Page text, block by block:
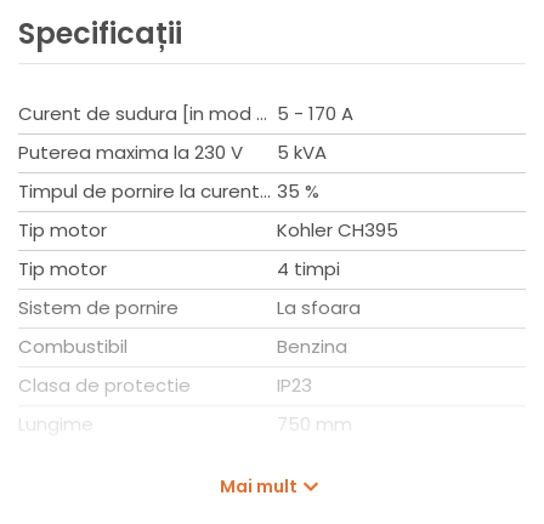
Date tehnice
Monofaza: 5 kVA
Tip motor: KOHLER CH395
Performanta motor: 7,1 kW
Consum: 2,2 l/h
Greutate: 76 kg
Marime: 75x50x50
Combustibil: benzina
Specificații
Curent de sudura [in mod MMA] 5 - 170 A
Puterea maxima la 230 V
5 kVA
Timpul de pornire la curent max. (sub 25°C) [MMA] 35 %
Tip motor
Kohler CH395
Tip motor
4 timpi
Sistem de pornire
La sfoara
Combustibil
Benzina
Clasa de protectie
IP23
Lungime
750 mm
500 mm
Mai mult